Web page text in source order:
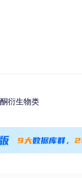
衍生物类